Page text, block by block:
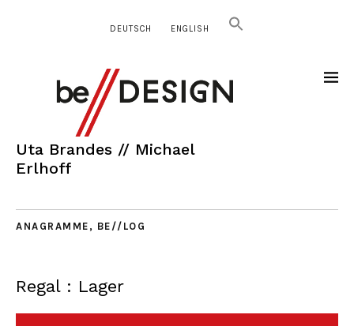
DEUTSCH ENGLISH
Uta Brandes // Michael
Erlhoff
ANAGRAMME , BE//LOG
Regal : Lager